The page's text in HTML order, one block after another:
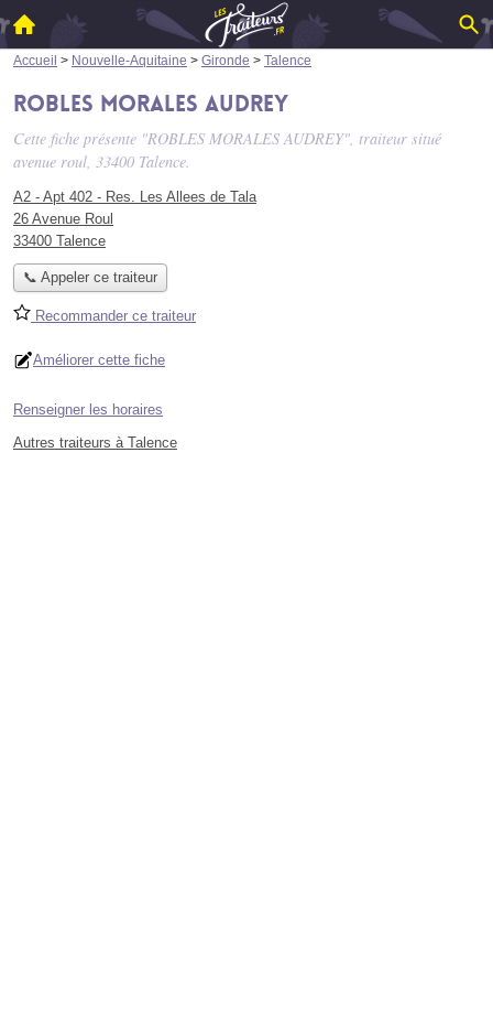
Accueil > Nouvelle-Aquitaine > Gironde > Talence
ROBLES MORALES AUDREY
Cette fiche présente "ROBLES MORALES AUDREY", traiteur situé
avenue roul, 33400 Talence.
A2 - Apt 402 - Res. Les Allees de Tala
26 Avenue Roul
33400 Talence
📞 Appeler ce traiteur
Recommander ce traiteur
Améliorer cette fiche
Renseigner les horaires
Autres traiteurs à Talence